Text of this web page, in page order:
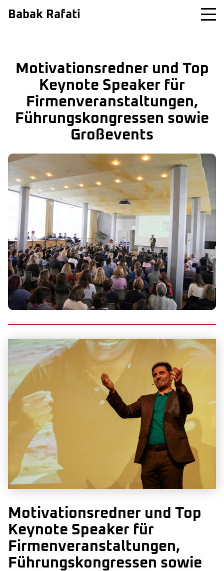
Babak Rafati
Motivationsredner und Top
Keynote Speaker für
Firmenveranstaltungen,
Führungskongressen sowie
Großevents
Motivationsredner und Top
Keynote Speaker für
Firmenveranstaltungen,
Führungskongressen sowie